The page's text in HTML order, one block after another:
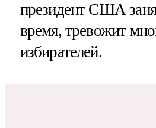
президент США
время, тревожит
избирателей.